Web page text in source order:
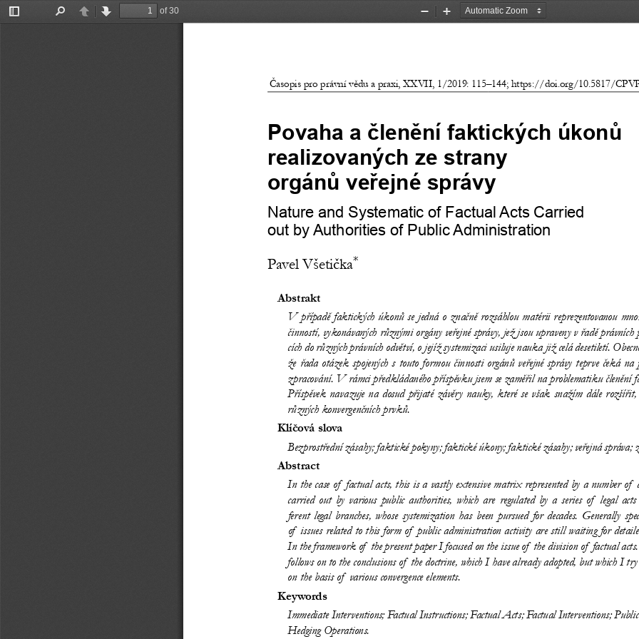
Toggle
PreviousNext
of 30
Zoom
Zoom
Časopis pro právní vědu a praxi, XXVII, 1/2019: 115–144; https://doi.org/10.5817/
Povaha a členění faktických úkonů
realizovaných ze strany
orgánů veřejné správy
Nature and Systematic of Factual Acts Carried
out by Authorities of Public Administration
Pavel Všetička*
Abstrakt
V  případě faktických úkonů se jedná o    značně rozsáhlou matérii
činností, vykonávaných různými orgány veřejné správy, jež jsou upraveny v řadě právních
cích do    různých právních odvětví, o jejíž systemizaci usiluje nauka již celá desetiletí.
že  řada otázek spojených s touto formou činnosti orgánů veřejné správy teprve čeká na
zpracování. V rámci předkládaného příspěvku jsem se zaměřil na problematiku členění
Příspěvek navazuje na dosud přijaté závěry nauky, které se však snažím dále
různých konvergenčních prvků.
Klíčová slova
Bezprostřední zásahy; faktické pokyny; faktické úkony; faktické zásahy; veřejná správa;
Abstract
In the case of factual acts, this is a  vastly extensive matrix represented by a  number of
carried out by various public authorities, which are regulated by a  series of    legal
ferent legal branches, whose systemization has been pursued for decades. Generally
of issues related to this form of public administration activity are still waiting for
In  the  framework of the present paper I focused on the issue of the division of factual
follows on to  the conclusions of the doctrine, which I have already adopted, but which I
on the basis of various convergence elements.
Keywords
Immediate Interventions; Factual Instructions; Factual Acts; Factual Interventions;
Hedging Operations.